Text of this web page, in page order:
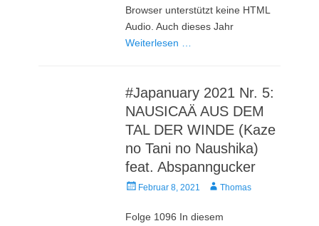
Browser unterstützt keine HTML
Audio. Auch dieses Jahr
Weiterlesen …
#Japanuary 2021 Nr. 5:
NAUSICAÄ AUS DEM
TAL DER WINDE (Kaze
no Tani no Naushika)
feat. Abspanngucker
Veröffentlicht
Februar 8, 2021 AutorThomas
Folge 1096 In diesem